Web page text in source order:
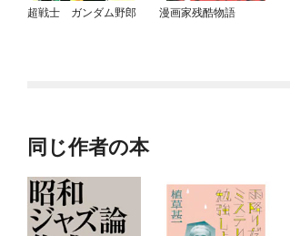
超戦士 ガンダム野郎 漫画家残酷物語
同じ作者の本